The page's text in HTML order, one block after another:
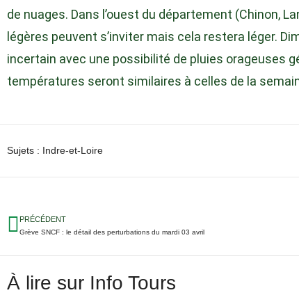
de nuages. Dans l’ouest du département (Chinon,
légères peuvent s’inviter mais cela restera léger.
incertain avec une possibilité de pluies orageuses
températures seront similaires à celles de la
Sujets : Indre-et-Loire
PRÉCÉDENT
Grève SNCF : le détail des perturbations du mardi 03 avril
À lire sur Info Tours